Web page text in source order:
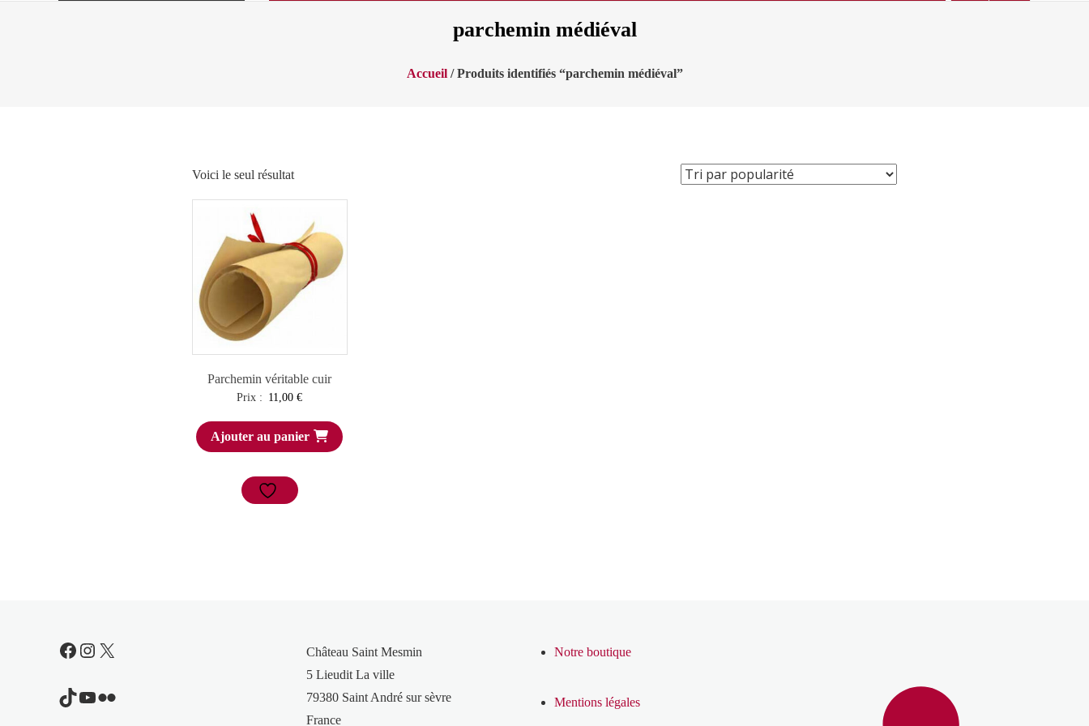
parchemin médiéval
Accueil/ Produits identifiés “parchemin médiéval”
Voici le seul résultat
Parchemin véritable cuir
Prix : 11,00€
Ajouter au panier
Facebook
Instagram
X
TikTok
YouTube
Flickr
Château Saint Mesmin
5 Lieudit La ville
79380 Saint André sur sèvre
France
Notre boutique
Mentions légales